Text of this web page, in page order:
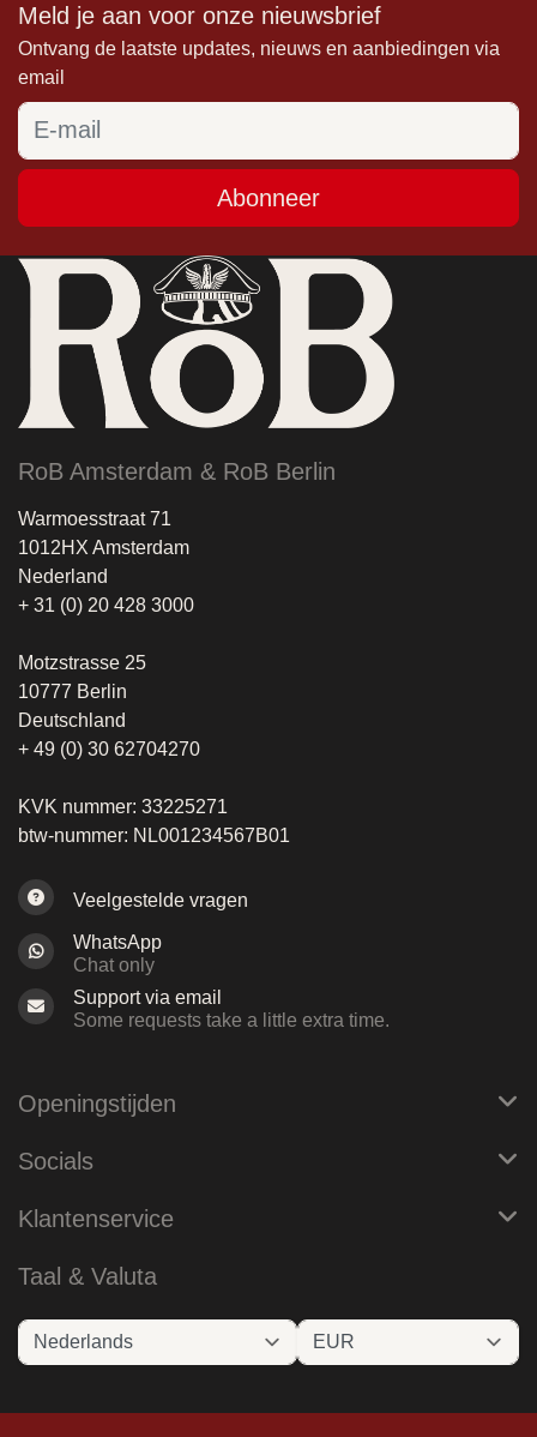
Meld je aan voor onze nieuwsbrief
Ontvang de laatste updates, nieuws en aanbiedingen via
email
Abonneer
RoB Amsterdam & RoB Berlin
Warmoesstraat 71
1012HX Amsterdam
Nederland
+ 31 (0) 20 428 3000
Motzstrasse 25
10777 Berlin
Deutschland
+ 49 (0) 30 62704270
KVK nummer: 33225271
btw-nummer: NL001234567B01
Veelgestelde vragen
WhatsApp
Chat only
Support via email
Some requests take a little extra time.
Openingstijden
Socials
Klantenservice
Taal & Valuta